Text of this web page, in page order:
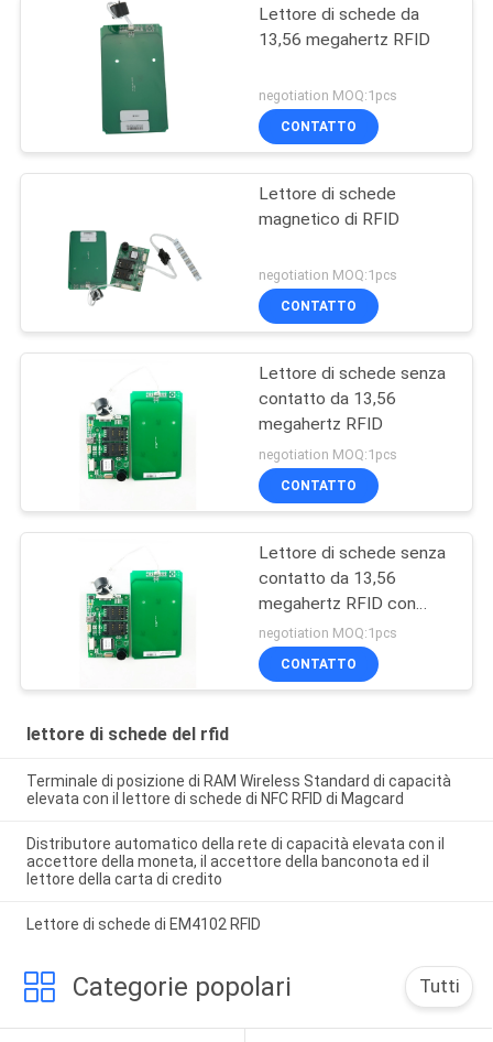
Lettore di schede da
13,56 megahertz RFID
negotiation MOQ:1pcs
CONTATTO
Lettore di schede
magnetico di RFID
negotiation MOQ:1pcs
CONTATTO
Lettore di schede senza
contatto da 13,56
megahertz RFID
negotiation MOQ:1pcs
CONTATTO
Lettore di schede senza
contatto da 13,56
megahertz RFID con
l'interfaccia di USB,
lettore di schede di IC
negotiation MOQ:1pcs
CONTATTO
lettore di schede del rfid
Terminale di posizione di RAM Wireless Standard di capacità
elevata con il lettore di schede di NFC RFID di Magcard
Distributore automatico della rete di capacità elevata con il
accettore della moneta, il accettore della banconota ed il
lettore della carta di credito
Lettore di schede di EM4102 RFID
Categorie popolari Tutti